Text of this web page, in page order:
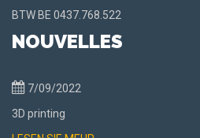
BTW BE 0437.768.522
NOUVELLES
7/09/2022
3D printing